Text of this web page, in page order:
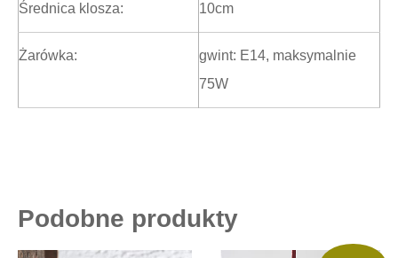
Średnica klosza: 10cm
Żarówka:
gwint: E14, maksymalnie
75W
Podobne produkty